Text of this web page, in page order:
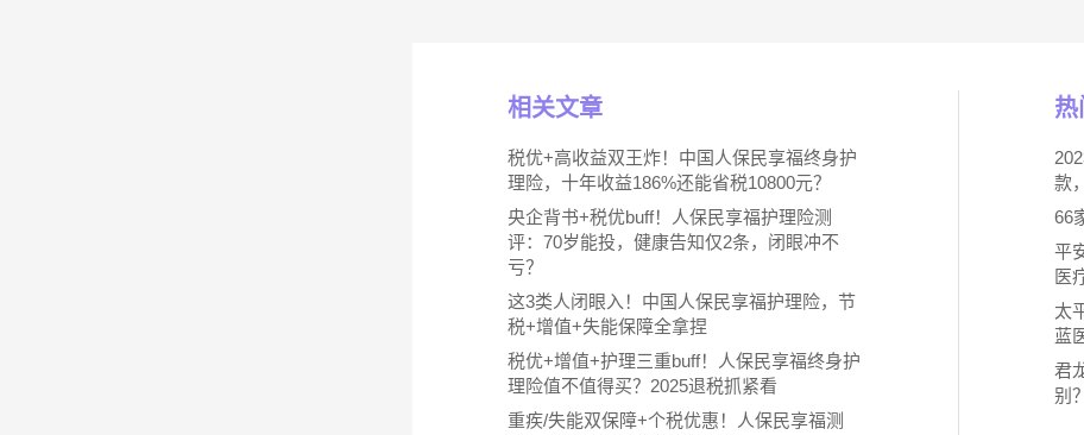
相关文章
税优+高收益双王炸！中国人保民享福终身护
理险，十年收益186%还能省税10800元？
央企背书+税优buff！人保民享福护理险测
评：70岁能投，健康告知仅2条，闭眼冲不
亏？
这3类人闭眼入！中国人保民享福护理险，节
税+增值+失能保障全拿捏
税优+增值+护理三重buff！人保民享福终身护
理险值不值得买？2025退税抓紧看
重疾/失能双保障+个税优惠！人保民享福测
热
款
66
平
医
太
蓝
君
别